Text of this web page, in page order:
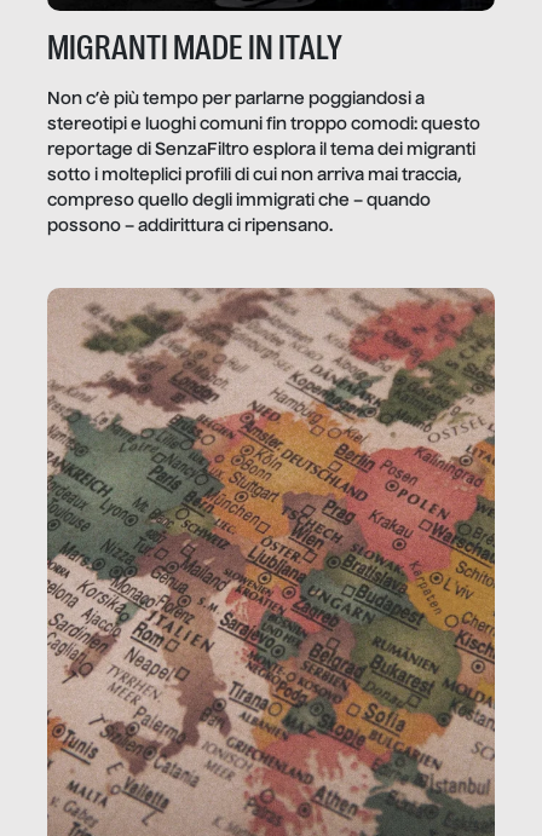
MIGRANTI MADE IN ITALY
Non c’è più tempo per parlarne poggiandosi a
stereotipi e luoghi comuni fin troppo comodi: questo
reportage di SenzaFiltro esplora il tema dei migranti
sotto i molteplici profili di cui non arriva mai traccia,
compreso quello degli immigrati che – quando
possono – addirittura ci ripensano.